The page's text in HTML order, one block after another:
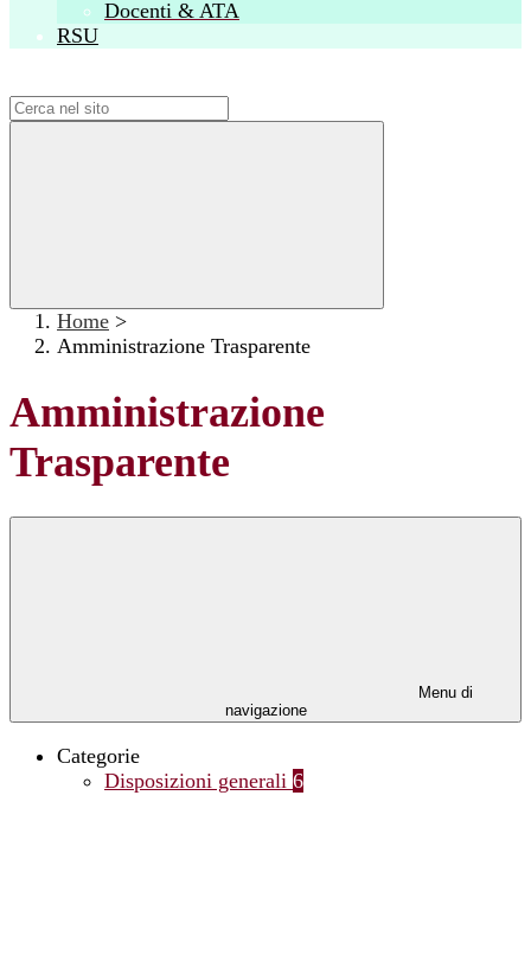
Docenti & ATA
RSU
Home >
Amministrazione Trasparente
Amministrazione
Trasparente
Menu di
navigazione
Categorie
Disposizioni generali 6